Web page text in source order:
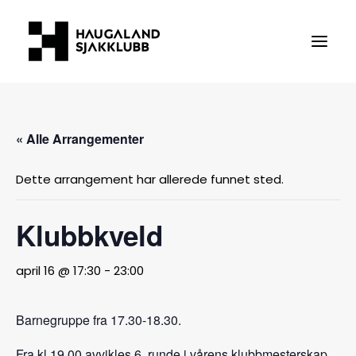
Medlemskap
Om oss
Turneringer
Arrangementer
Kontakt oss
« Alle Arrangementer
Dette arrangement har allerede funnet sted.
Klubbkveld
april 16 @ 17:30 - 23:00
Barnegruppe fra 17.30-18.30.